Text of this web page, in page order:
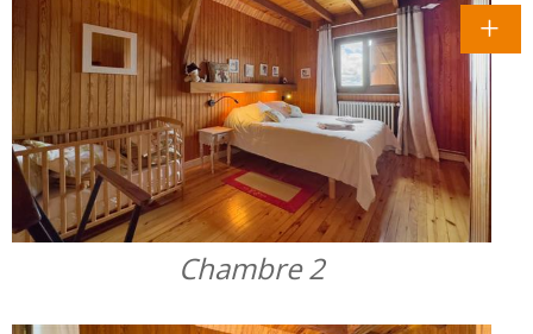
Chambre 2